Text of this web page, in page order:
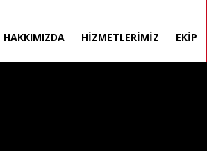
HAKKIMIZDA HIZMETLERIMIZ EKIP